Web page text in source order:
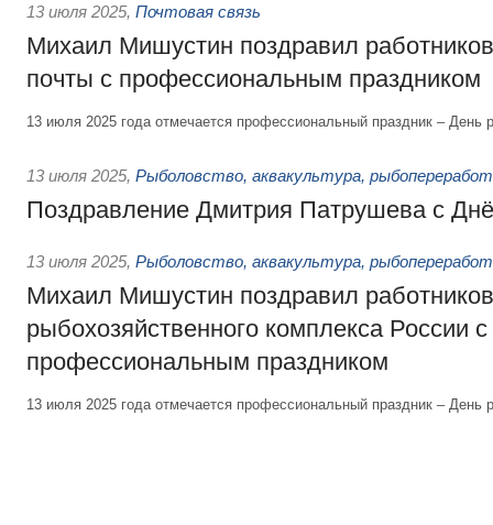
13 июля 2025, Почтовая связь
Михаил Мишустин поздравил
почты с профессиональным праздником
13 июля 2025 года отмечается профессиональный праздник – День
13 июля 2025, Рыболовство, аквакультура,
Поздравление Дмитрия Патрушева с
13 июля 2025, Рыболовство, аквакультура,
Михаил Мишустин поздравил работников
рыбохозяйственного комплекса России с
профессиональным праздником
13 июля 2025 года отмечается профессиональный праздник – День